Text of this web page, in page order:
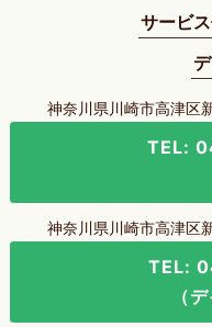
サービ
神奈川県川崎市高津区
TEL:
神奈川県川崎市高津区
TEL:
（